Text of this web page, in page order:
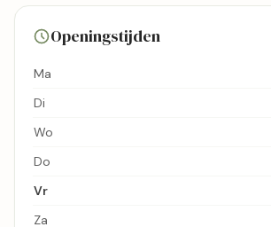
Bekijk kaart
Openingstijden
Ma
Di
Wo
Do
Vr
Za